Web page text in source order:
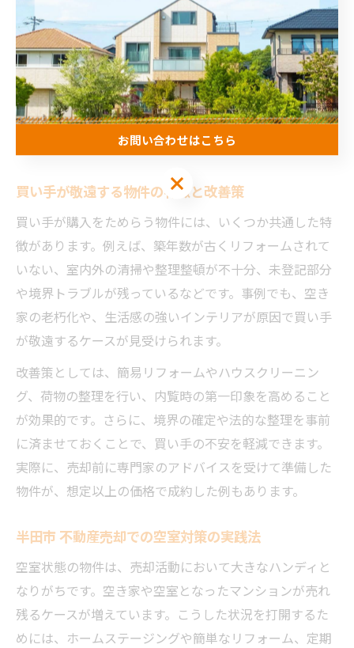
また、査定時の情報提供が不十分だったり、内覧対応が
遅れることで、買い手の興味が薄れてしまうケースも目
立ちます。例えば、売主が価格の見直しをためらったた
めに、半年以上成約に至らなかった事例も存在します。
失敗を防ぐには、専門家の意見を取り入れながら、適正
な価格設定と積極的な情報発信が不可欠です。
買い手が敬遠する物件の特徴と改善策
買い手が購入をためらう物件には、いくつか共通した特
徴があります。例えば、築年数が古くリフォームされて
いない、室内外の清掃や整理整頓が不十分、未登記部分
や境界トラブルが残っているなどです。事例でも、空き
家の老朽化や、生活感の強いインテリアが原因で買い手
が敬遠するケースが見受けられます。
改善策としては、簡易リフォームやハウスクリーニン
グ、荷物の整理を行い、内覧時の第一印象を高めること
が効果的です。さらに、境界の確定や法的な整理を事前
に済ませておくことで、買い手の不安を軽減できます。
実際に、売却前に専門家のアドバイスを受けて準備した
物件が、想定以上の価格で成約した例もあります。
半田市 不動産売却での空室対策の実践法
空室状態の物件は、売却活動において大きなハンディと
なりがちです。空き家や空室となったマンションが売れ
残るケースが増えています。こうした状況を打開するた
めには、ホームステージングや簡単なリフォーム、定期
お問い合わせはこちら
お問い合わせはこちら